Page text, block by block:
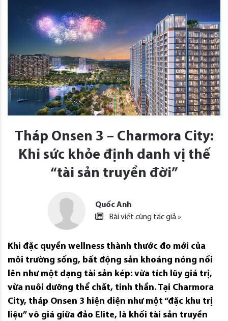
Tháp Onsen 3 – Charmora City:
Khi sức khỏe định danh vị thế
“tài sản truyền đời”
Quốc Anh
Bài viết cùng tác giả »
Khi đặc quyền wellness thành thước đo mới của
môi trường sống, bất động sản khoáng nóng nổi
lên như một dạng tài sản kép: vừa tích lũy giá trị,
vừa nuôi dưỡng thể chất, tinh thần. Tại Charmora
City, tháp Onsen 3 hiện diện như một “đặc khu trị
liệu” vô giá giữa đảo Elite, là khối tài sản truyền